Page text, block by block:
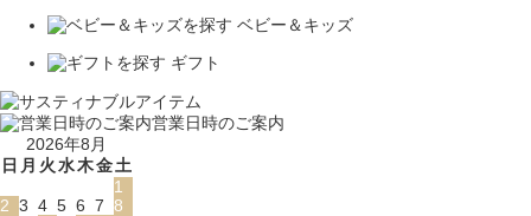
ベビー＆キッズ
ギフト
営業日時のご案内
2026年8月
日 月 火水木金土
1
2 3 4 5 6 7 8